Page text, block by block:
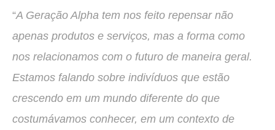
“A Geração Alpha tem nos feito repensar não
apenas produtos e serviços, mas a forma como
nos relacionamos com o futuro de maneira geral.
Estamos falando sobre indivíduos que estão
crescendo em um mundo diferente do que
costumávamos conhecer, em um contexto de